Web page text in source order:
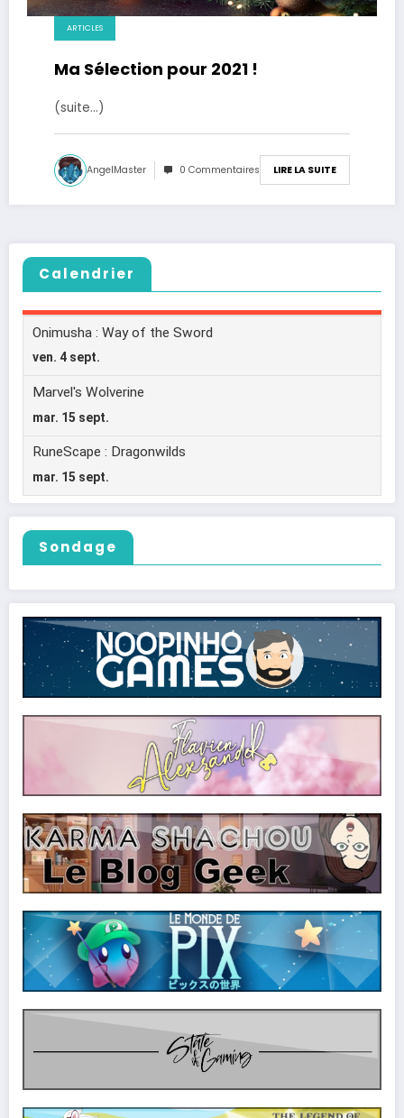
ARTICLES
Ma Sélection pour 2021 !
(suite…)
AngelMaster 0 Commentaires LIRE LA SUITE
Calendrier
Sondage